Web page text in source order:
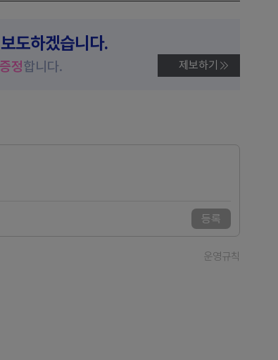
도하겠습니다.
증정합니다. 제보하기
등록
운영규칙